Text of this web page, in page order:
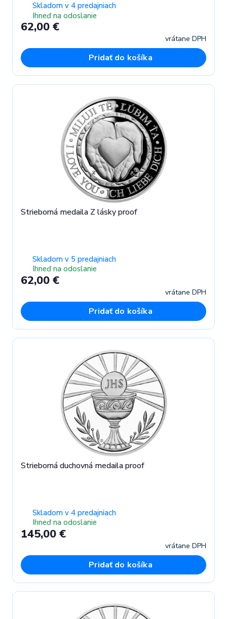
Skladom v 4 predajniach
Ihneď na odoslanie
62,00 €
vrátane DPH
Pridať do košíka
Strieborná medaila Z lásky proof
Skladom v 5 predajniach
Ihneď na odoslanie
62,00 €
vrátane DPH
Pridať do košíka
Strieborná duchovná medaila proof
Skladom v 4 predajniach
Ihneď na odoslanie
145,00 €
vrátane DPH
Pridať do košíka